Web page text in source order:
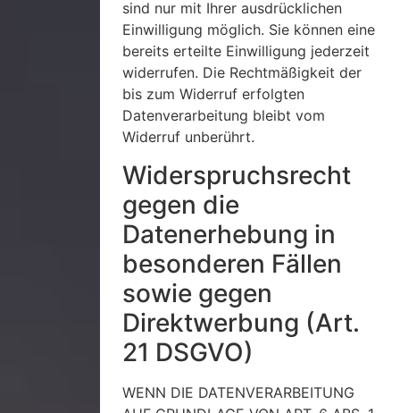
sind nur mit Ihrer ausdrücklichen
Einwilligung möglich. Sie können eine
bereits erteilte Einwilligung jederzeit
widerrufen. Die Rechtmäßigkeit der
bis zum Widerruf erfolgten
Datenverarbeitung bleibt vom
Widerruf unberührt.
Widerspruchsrecht
gegen die
Datenerhebung in
besonderen Fällen
sowie gegen
Direktwerbung (Art.
21 DSGVO)
WENN DIE DATENVERARBEITUNG